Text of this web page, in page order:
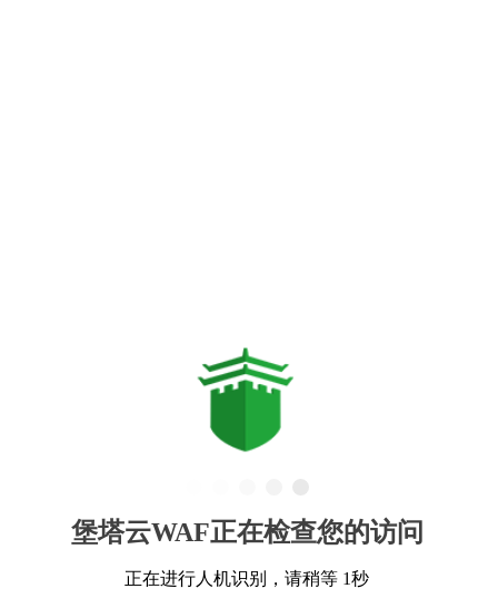
堡塔云WAF正在检查您的访问
正在进行人机识别，请稍等 1秒